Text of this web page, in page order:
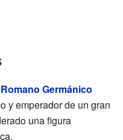
Germánico
y emperador de un gran
una figura